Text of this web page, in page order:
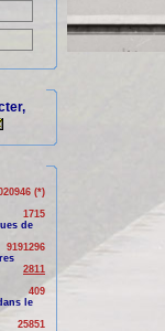
(*)
1715
de
9191296
2811
409
le
25851